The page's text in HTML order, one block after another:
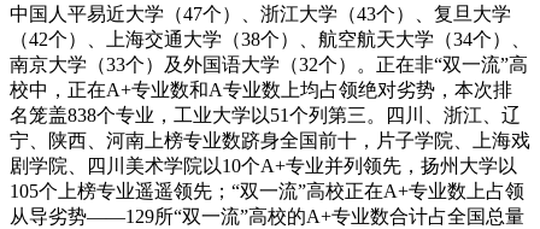
中国人平易近大学（47个）、浙江大学（43个）、复旦大学
（42个）、上海交通大学（38个）、航空航天大学（34个）、
南京大学（33个）及外国语大学（32个）。正在非“双一流”高
校中，正在A+专业数和A专业数上均占领绝对劣势，本次排
名笼盖838个专业，工业大学以51个列第三。四川、浙江、辽
宁、陕西、河南上榜专业数跻身全国前十，片子学院、上海戏
剧学院、四川美术学院以10个A+专业并列领先，扬州大学以
105个上榜专业遥遥领先；“双一流”高校正在A+专业数上占领
从导劣势——129所“双一流”高校的A+专业数合计占全国总量